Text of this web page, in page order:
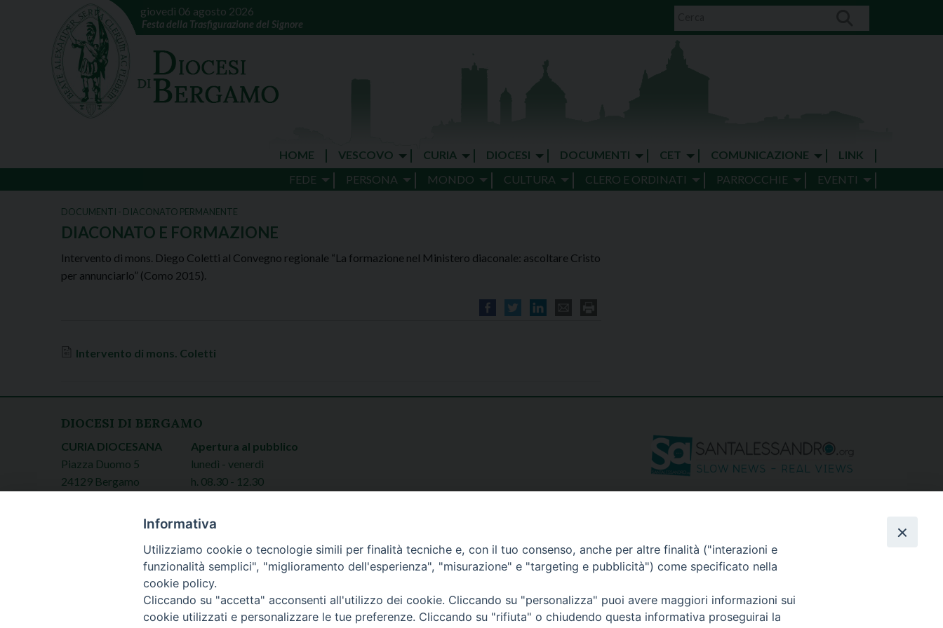
giovedì 06 agosto 2026
Festa della Trasfigurazione del Signore
HOME VESCOVO CURIA DIOCESI DOCUMENTI CET COMUNICAZIONE
LINK
FEDE
PERSONA MONDO CULTURA CLERO E ORDINATI PARROCCHIE EVENTI
DOCUMENTI - DIACONATO PERMANENTE
DIACONATO E FORMAZIONE
Intervento di mons. Diego Coletti al Convegno regionale “La formazione nel Ministero diaconale: ascoltare Cristo
per annunciarlo” (Como 2015).
Intervento di mons. Coletti
DIOCESI DI BERGAMO
CURIA DIOCESANA
Piazza Duomo 5
24129 Bergamo
fax: 035/278.250
Apertura al pubblico
lunedì - venerdì
h. 08.30 - 12.30
Informativa
Utilizziamo cookie o tecnologie simili per finalità tecniche e, con il tuo consenso, anche per altre finalità ("interazioni e
funzionalità semplici", "miglioramento dell'esperienza", "misurazione" e "targeting e pubblicità") come specificato nella
cookie policy.
Cliccando su "accetta" acconsenti all'utilizzo dei cookie. Cliccando su "personalizza" puoi avere maggiori informazioni sui
cookie utilizzati e personalizzare le tue preferenze. Cliccando su "rifiuta" o chiudendo questa informativa proseguirai la